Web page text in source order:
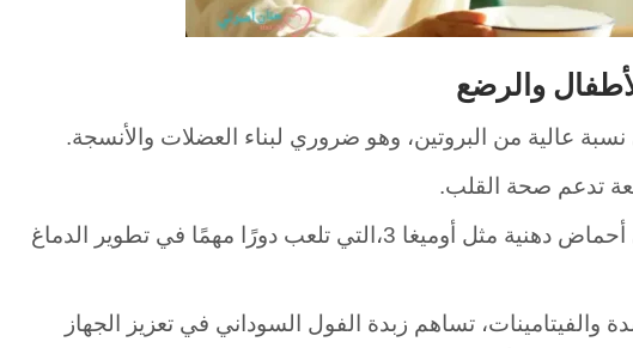
والرضع
عالية من البروتين، وهو ضروري لبناء العضلات والأنسجة.
تدعم صحة القلب.
تحتوي زبدة الفول السوداني على أحماض دهنية مثل أوميغا 3،التي تلعب دورًا مهمًا في تطوير الدماغ
تساهم زبدة الفول السوداني في تعزيز الجهاز